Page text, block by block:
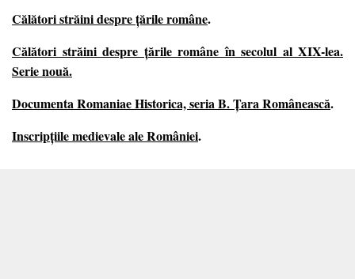
Călători străini despre ţările române.
Călători străini despre ţările române în secolul al XIX-lea.
Serie nouă.
Documenta Romaniae Historica, seria B. Ţara Românească.
Inscripțiile medievale ale României.